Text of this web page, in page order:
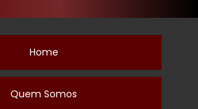
Home
Quem Somos